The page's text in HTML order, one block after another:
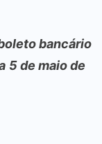
bancário
5 de maio de